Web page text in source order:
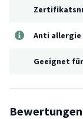
Anti allergie
Geeignet
Bewertungen